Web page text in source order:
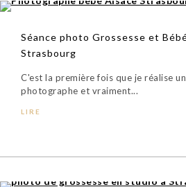
Séance photo Grossesse et
Strasbourg
C'est la première fois que je réalise
photographe et vraiment...
LIRE